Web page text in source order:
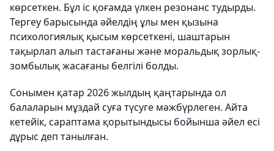
көрсеткен. Бұл іс қоғамда үлкен резонанс тудырды.
Тергеу барысында әйелдің ұлы мен қызына
психологиялық қысым көрсеткені, шаштарын
тақырлап алып тастағаны және моральдық зорлық-
зомбылық жасағаны белгілі болды.
Сонымен қатар 2026 жылдың қаңтарында ол
балаларын мұздай суға түсуге мәжбүрлеген. Айта
кетейік, сараптама қорытындысы бойынша әйел есі
дұрыс деп танылған.